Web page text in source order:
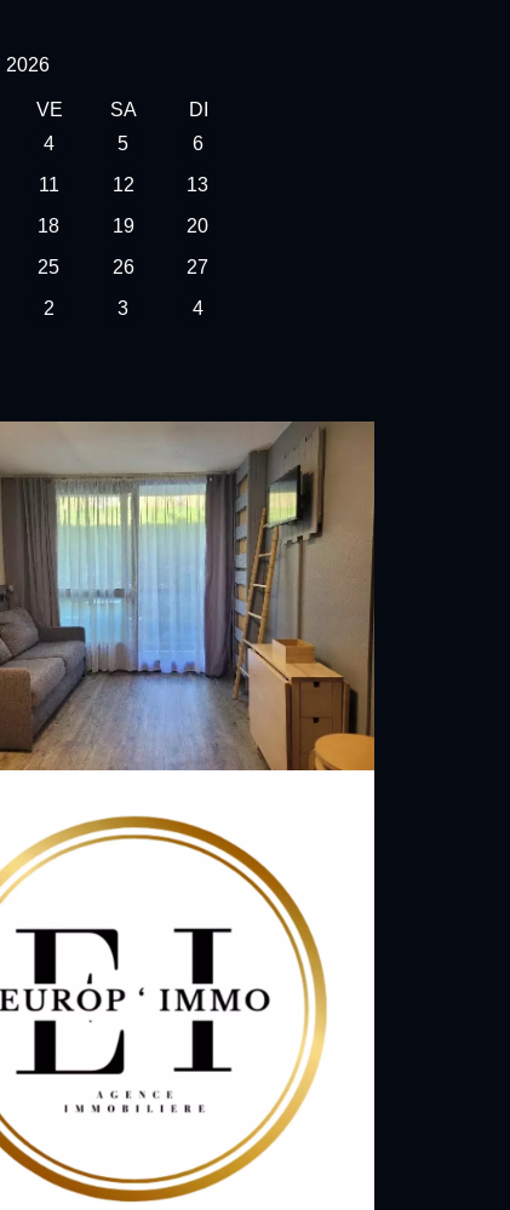
2026
VE SA
DI
4 5
6
11 12
13
18 19
20
25 26
27
2 3 4